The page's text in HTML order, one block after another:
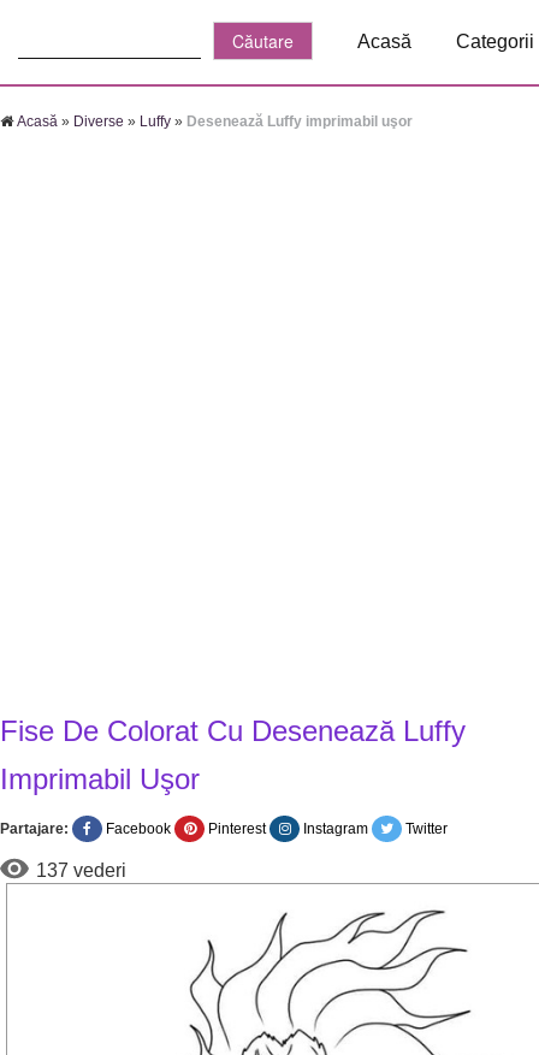
Acasă Categorii
Acasă » Diverse » Luffy » Desenează Luffy imprimabil uşor
Fise De Colorat Cu Desenează Luffy
Imprimabil Uşor
Partajare: Facebook Pinterest Instagram Twitter
137 vederi